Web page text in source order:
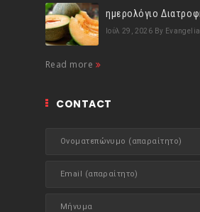
Ιούλ 29, 2026 By Evangelia
Read more
CONTACT